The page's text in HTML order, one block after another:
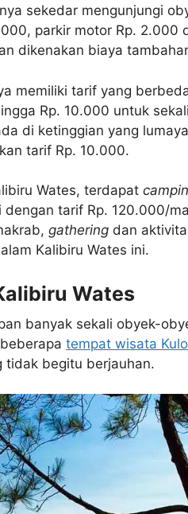
sekedar mengunjungi
parkir motor Rp. 2.000
dikenakan biaya
memiliki tarif yang
Rp. 10.000 untuk
di ketinggian yang
tarif Rp. 10.000.
Wates, terdapat
tarif Rp. 120.000/
gathering dan
Kalibiru Wates ini.
Wates
banyak sekali obyek-
tempat wisata
tidak begitu berjauhan.